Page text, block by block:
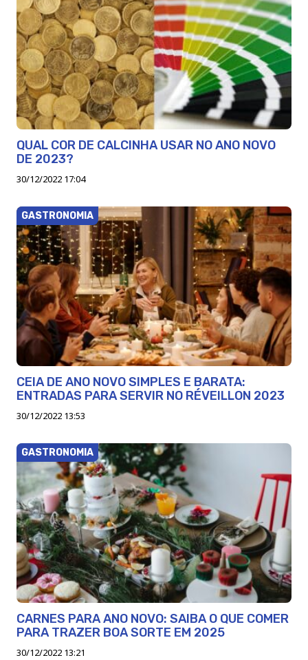
QUAL COR DE CALCINHA USAR NO ANO NOVO
DE 2023?
30/12/2022 17:04
GASTRONOMIA
CEIA DE ANO NOVO SIMPLES E BARATA:
ENTRADAS PARA SERVIR NO RÉVEILLON 2023
30/12/2022 13:53
GASTRONOMIA
CARNES PARA ANO NOVO: SAIBA O QUE COMER
PARA TRAZER BOA SORTE EM 2025
30/12/2022 13:21